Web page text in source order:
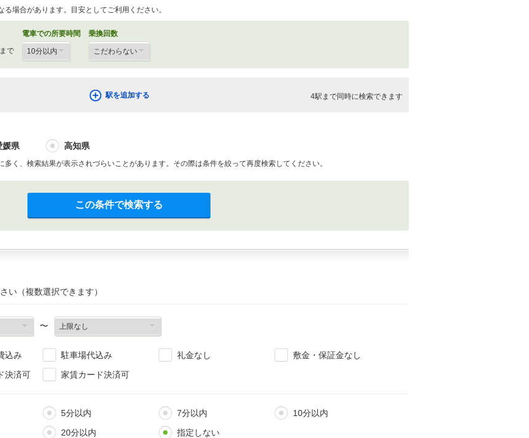
場合があります。目安としてご利用ください。
で
電車での所要時間 乗換回数
駅を追加する 4駅まで同時に検索できます
媛県 高知県
く、検索結果が表示されづらいことがあります。その際は条件を絞って再度検索してください。
この条件で検索する
い（複数選択できます）
〜
込み 駐車場代込み 礼金なし
敷金・保証金なし
決済可
家賃カード決済可
5分以内 7分以内
10分以内
20分以内 指定しない